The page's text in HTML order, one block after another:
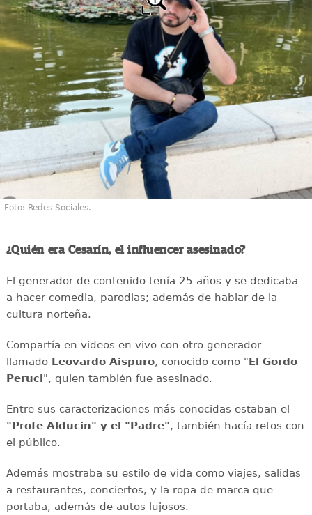
Foto: Redes Sociales.
¿Quién era Cesarín, el influencer asesinado?
El generador de contenido tenía 25 años y se dedicaba
a hacer comedia, parodias; además de hablar de la
cultura norteña.
Compartía en videos en vivo con otro generador
llamadoLeovardo Aispuro, conocido como "El Gordo
Peruci", quien también fue asesinado.
Entre sus caracterizaciones más conocidas estaban el
"Profe Alducin" y el "Padre", también hacía retos con
el público.
Además mostraba su estilo de vida como viajes, salidas
a restaurantes, conciertos, y la ropa de marca que
portaba, además de autos lujosos.